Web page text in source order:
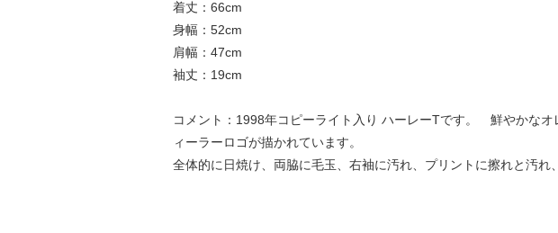
着丈：66cm
身幅：52cm
肩幅：47cm
袖丈：19cm
コメント：1998年コピーライト入り ハーレーTです。 鮮やかな
ィーラーロゴが描かれています。
全体的に日焼け、両脇に毛玉、右袖に汚れ、プリントに擦れと汚れ